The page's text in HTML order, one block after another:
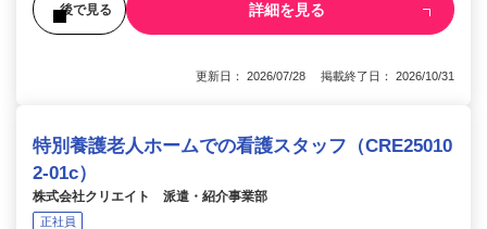
後で見る 詳細を見る
更新日： 2026/07/28 掲載終了日： 2026/10/31
特別養護老人ホームでの看護スタッフ（CRE25010
2-01c）
株式会社クリエイト 派遣・紹介事業部
正社員